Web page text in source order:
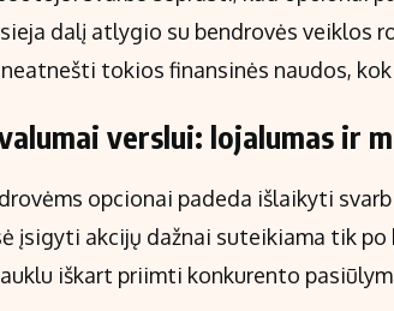
dalį atlygio su bendrovės veiklos
tokios finansinės naudos,
verslui: lojalumas ir
opcionai padeda išlaikyti
įsigyti akcijų dažnai suteikiama tik
iškart priimti konkurento